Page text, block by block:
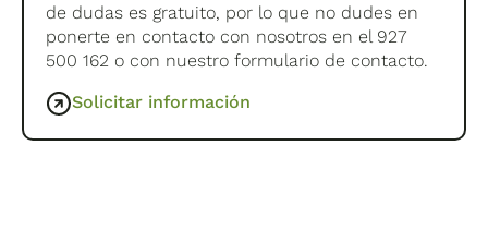
de dudas es gratuito, por lo que no dudes en
ponerte en contacto con nosotros en el 927
500 162 o con nuestro formulario de contacto.
Solicitar información